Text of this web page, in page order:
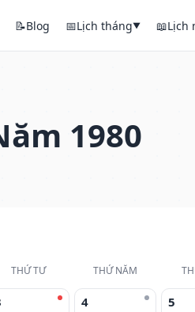
📝Blog 📅Lịch tháng▼ 📖Lịch
1980
THỨ TƯ THỨ NĂM
4 5